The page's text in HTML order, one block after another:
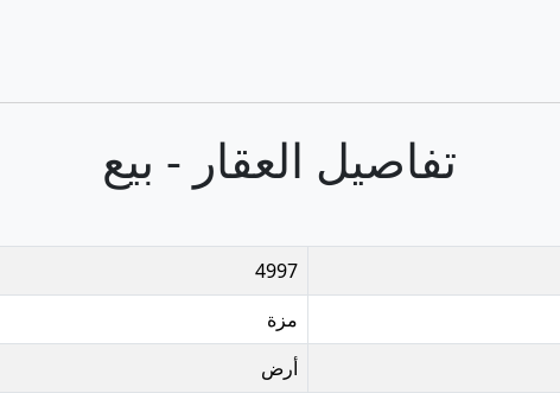
تفاصيل العقار - بيع
4997
مزة
أرض